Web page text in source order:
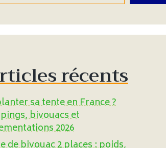
récents
sa tente en France ?
bivouacs et
2026